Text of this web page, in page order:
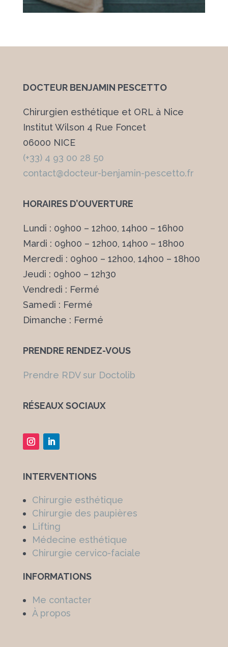
DOCTEUR BENJAMIN PESCETTO
Chirurgien esthétique et ORL à Nice
Institut Wilson 4 Rue Foncet
06000 NICE
(+33) 4 93 00 28 50
contact@docteur-benjamin-pescetto.fr
HORAIRES D’OUVERTURE
Lundi : 09h00 – 12h00, 14h00 – 16h00
Mardi : 09h00 – 12h00, 14h00 – 18h00
Mercredi : 09h00 – 12h00, 14h00 – 18h00
Jeudi : 09h00 – 12h30
Vendredi : Fermé
Samedi : Fermé
Dimanche : Fermé
PRENDRE RENDEZ-VOUS
Prendre RDV sur Doctolib
RÉSEAUX SOCIAUX
INTERVENTIONS
Chirurgie esthétique
Chirurgie des paupières
Lifting
Médecine esthétique
Chirurgie cervico-faciale
INFORMATIONS
Me contacter
À propos